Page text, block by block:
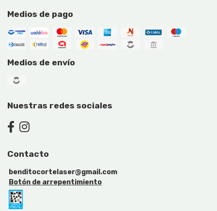
Medios de pago
Medios de envío
Nuestras redes sociales
Contacto
benditocortelaser@gmail.com
Botón de arrepentimiento